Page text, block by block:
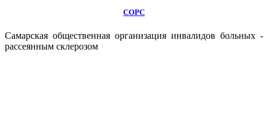
СОРС
Самарская общественная организация инвалидов больных -
рассеянным склерозом